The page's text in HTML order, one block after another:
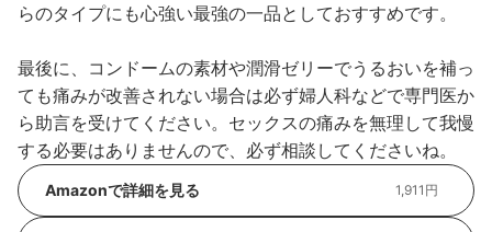
らのタイプにも心強い最強の一品としておすすめです。
最後に、コンドームの素材や潤滑ゼリーでうるおいを補っ
ても痛みが改善されない場合は必ず婦人科などで専門医か
ら助言を受けてください。セックスの痛みを無理して我慢
する必要はありませんので、必ず相談してくださいね。
Amazonで詳細を見る 1,911円